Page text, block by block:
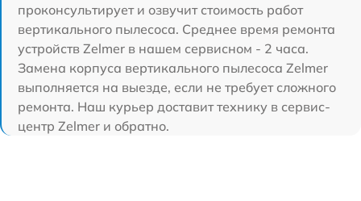
проконсультирует и озвучит стоимость работ
вертикального пылесоса. Среднее время ремонта
устройств Zelmer в нашем сервисном - 2 часа.
Замена корпуса вертикального пылесоса Zelmer
выполняется на выезде, если не требует сложного
ремонта. Наш курьер доставит технику в сервис-
центр Zelmer и обратно.